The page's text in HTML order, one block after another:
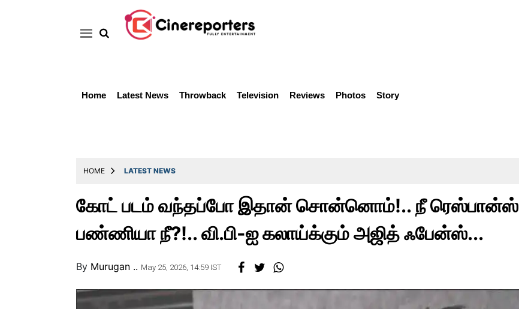
Home Latest News Throwback Television Reviews Photos Story
HOME LATEST NEWS
கோட் படம் வந்தப்போ இதான் சொன்னொம்!.. நீ ரெஸ்பான்ஸ்
பண்ணியா நீ?!.. வி.பி-ஐ கலாய்க்கும் அஜித் ஃபேன்ஸ்...
By Murugan .. May 25, 2026, 14:59 IST